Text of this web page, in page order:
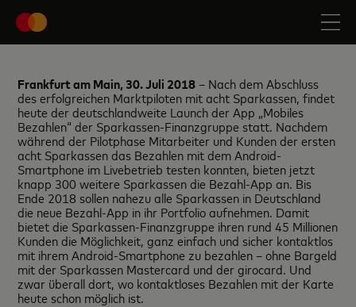
Frankfurt am Main, 30. Juli 2018– Nach dem Abschluss
des erfolgreichen Marktpiloten mit acht Sparkassen, findet
heute der deutschlandweite Launch der App „Mobiles
Bezahlen“ der Sparkassen-Finanzgruppe statt. Nachdem
während der Pilotphase Mitarbeiter und Kunden der ersten
acht Sparkassen das Bezahlen mit dem Android-
Smartphone im Livebetrieb testen konnten, bieten jetzt
knapp 300 weitere Sparkassen die Bezahl-App an. Bis
Ende 2018 sollen nahezu alle Sparkassen in Deutschland
die neue Bezahl-App in ihr Portfolio aufnehmen. Damit
bietet die Sparkassen-Finanzgruppe ihren rund 45 Millionen
Kunden die Möglichkeit, ganz einfach und sicher kontaktlos
mit ihrem Android-Smartphone zu bezahlen – ohne Bargeld
mit der Sparkassen Mastercard und der girocard. Und
zwar überall dort, wo kontaktloses Bezahlen mit der Karte
heute schon möglich ist.